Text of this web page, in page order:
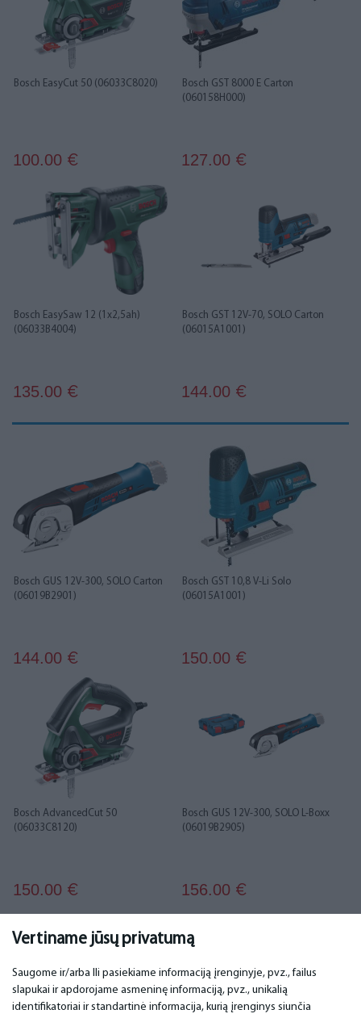
Vertiname jūsų privatumą
Saugome ir/arba Ili pasiekiame informaciją įrenginyje, pvz., failus
slapukai ir apdorojame asmeninę informaciją, pvz., unikalią
identifikatoriai ir standartinė informacija, kurią įrenginys siunčia
Bosch EasyCut 50 (06033C8020)
100.00 €
Bosch GST 8000 E Carton
(060158H000)
127.00 €
Bosch EasySaw 12 (1x2,5ah)
(06033B4004)
135.00 €
Bosch GST 12V-70, SOLO Carton
(06015A1001)
144.00 €
Bosch GUS 12V-300, SOLO Carton
(06019B2901)
144.00 €
Bosch GST 10,8 V-Li Solo
(06015A1001)
150.00 €
Bosch AdvancedCut 50
(06033C8120)
150.00 €
Bosch GUS 12V-300, SOLO L-Boxx
(06019B2905)
156.00 €
1 2 3
SVARBU KONTAKTINIAI DUOMENYS